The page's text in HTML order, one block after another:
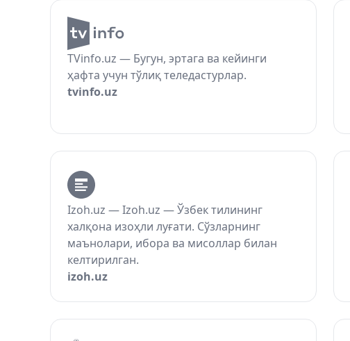
TVinfo.uz — Бугун, эртага ва кейинги
ҳафта учун тўлиқ теледастурлар.
tvinfo.uz
Izoh.uz — Izoh.uz — Ўзбек тилининг
халқона изоҳли луғати. Сўзларнинг
маънолари, ибора ва мисоллар билан
келтирилган.
izoh.uz